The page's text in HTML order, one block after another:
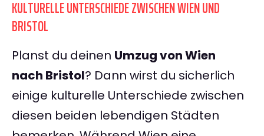
KULTURELLE UNTERSCHIEDE ZWISCHEN WIEN UND
BRISTOL
Planst du deinen Umzug von Wien
nach Bristol? Dann wirst du sicherlich
einige kulturelle Unterschiede zwischen
diesen beiden lebendigen Städten